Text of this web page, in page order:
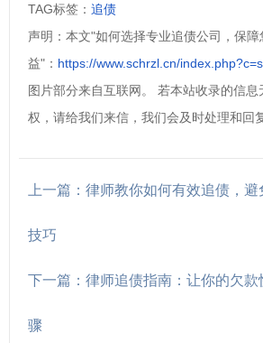
TAG标签： 追债
声明：本文"如何选择专业追债公司，保
益"： https://www.schrzl.cn/
图片部分来自互联网。 若本站收录的信息
权，请给我们来信，我们会及时处理和回复
上一篇：律师教你如何有效追债，
技巧
下一篇：律师追债指南：让你的欠
骤